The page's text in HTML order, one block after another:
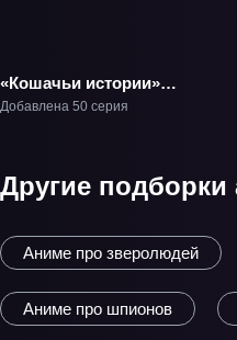
«Кошачьи истории»
ТВ-1
Добавлена 50 серия
Другие подборки
Аниме про зверолюдей
Аниме про шпионов